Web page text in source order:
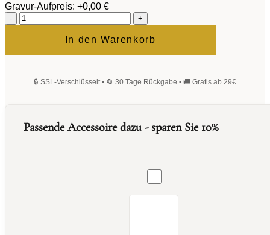
Gravur-Aufpreis: +0,00 €
Fortress
Füllfederhalter
In den Warenkorb
Passende Accessoire dazu - sparen Sie 10%
Tintenfass
30